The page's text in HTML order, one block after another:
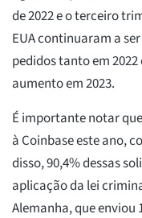
de 2022 e o terceiro
EUA continuaram a
pedidos tanto em
aumento em 2023.
É importante notar
à Coinbase este ano,
disso, 90,4% dessas
aplicação da lei
Alemanha, que enviou